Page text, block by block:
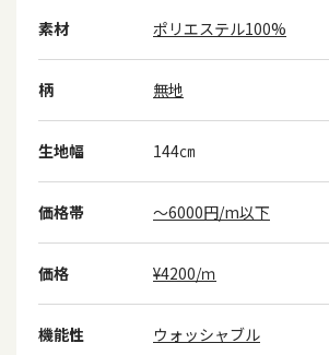
素材 ポリエステル100%
柄 無地
生地幅 144㎝
価格帯 ～6000円/m以下
価格 ¥4200/ｍ
機能性 ウォッシャブル